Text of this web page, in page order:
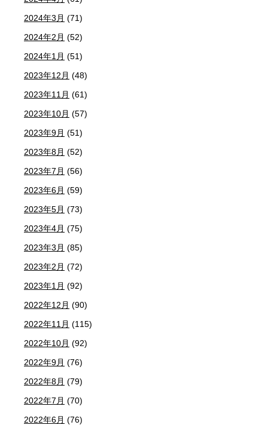
2024年3月 (71)
2024年2月 (52)
2024年1月 (51)
2023年12月 (48)
2023年11月 (61)
2023年10月 (57)
2023年9月 (51)
2023年8月 (52)
2023年7月 (56)
2023年6月 (59)
2023年5月 (73)
2023年4月 (75)
2023年3月 (85)
2023年2月 (72)
2023年1月 (92)
2022年12月 (90)
2022年11月 (115)
2022年10月 (92)
2022年9月 (76)
2022年8月 (79)
2022年7月 (70)
2022年6月 (76)